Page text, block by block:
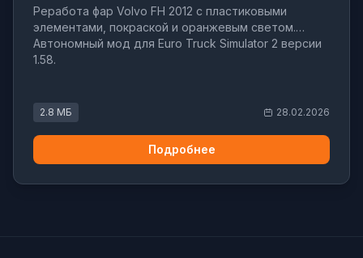
Реработа фар Volvo FH 2012 с пластиковыми
элементами, покраской и оранжевым светом.
Автономный мод для Euro Truck Simulator 2 версии
1.58.
2.8 МБ 28.02.2026
Подробнее